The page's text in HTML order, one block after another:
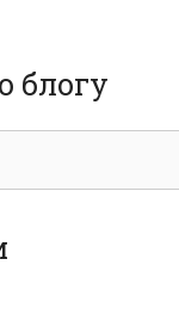
в
блогу